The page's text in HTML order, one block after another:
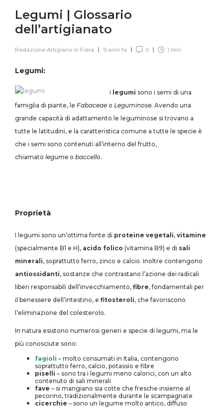
Legumi | Glossario
dell’artigianato
Redazione Artigiano in Fiera 9 anni fa 0 1 min
Legumi:
i legumi sono i semi di una
famiglia di piante, le Fabaceae o Leguminose. Avendo una
grande capacità di adattamento le leguminose si trovano a
tutte le latitudini, e la caratteristica comune a tutte le specie è
che i semi sono contenuti all’interno del frutto,
chiamato legume o baccello.
Proprietà
I legumi sono un’ottima fonte di proteine vegetali, vitamine
(specialmente B1 e H), acido folico (vitamina B9) e di sali
minerali, soprattutto ferro, zinco e calcio. Inoltre contengono
antiossidanti, sostanze che contrastano l’azione dei radicali
liberi responsabili dell’invecchiamento, fibre, fondamentali per
il benessere dell’intestino, e fitosteroli, che favoriscono
l’eliminazione del colesterolo.
In natura esistono numerosi generi e specie di legumi, ma le
più conosciute sono:
fagioli – molto consumati in Italia, contengono
soprattutto ferro, calcio, potassio e fibre
piselli – sono tra i legumi meno calorici, con un alto
contenuto di sali minerali
fave – si mangiano sia cotte che fresche insieme al
pecorino, tradizionalmente durante le scampagnate
cicerchie – sono un legume molto antico, diffuso